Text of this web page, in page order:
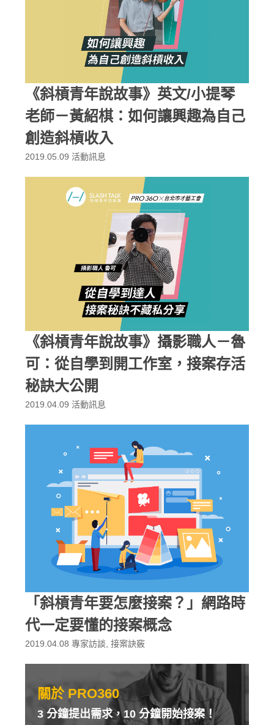
《斜槓青年說故事》英文/小提琴
老師－黃紹棋：如何讓興趣為自己
創造斜槓收入
2019.05.09 活動訊息
《斜槓青年說故事》攝影職人－魯
可：從自學到開工作室，接案存活
秘訣大公開
2019.04.09 活動訊息
「斜槓青年要怎麼接案？」網路時
代一定要懂的接案概念
2019.04.08 專家訪談 ,接案訣竅
關於 PRO360
3 分鐘提出需求，10 分鐘開始接案！